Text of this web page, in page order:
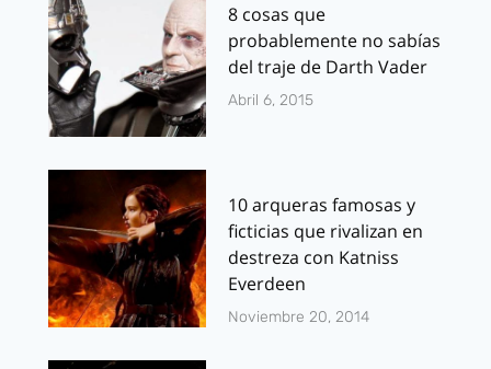
8 cosas que
probablemente no sabías
del traje de Darth Vader
Abril 6, 2015
10 arqueras famosas y
ficticias que rivalizan en
destreza con Katniss
Everdeen
Noviembre 20, 2014